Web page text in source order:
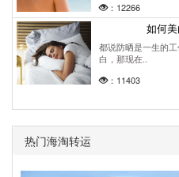
：12266
如何
都说防晒是一生的
白，那现在..
：11403
热门海淘转运